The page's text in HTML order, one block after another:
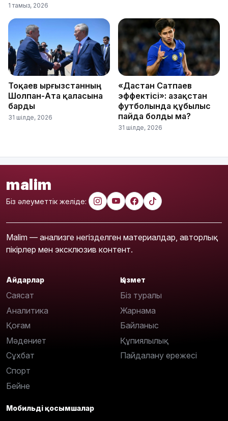
1 тамыз, 2026
Тоқаев Қырғызстанның
Шолпан-Ата қаласына
барды
31 шілде, 2026
«Дастан Сатпаев
эффектісі»: Қазақстан
футболында құбылыс
пайда болды ма?
31 шілде, 2026
malim
Біз әлеуметтік желіде:
Malim — анализге негізделген материалдар, авторлық
пікірлер мен эксклюзив контент.
Айдарлар
Саясат
Аналитика
Қоғам
Мәдениет
Сұхбат
Спорт
Бейне
Қызмет
Біз туралы
Жарнама
Байланыс
Құпиялылық
Пайдалану ережесі
Мобильді қосымшалар